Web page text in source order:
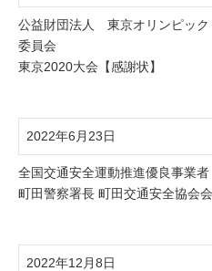
公益財団法人 東京オリンピック
委員会
東京2020大会【感謝状】
2022年6月23日
全国交通安全運動推進優良事業者
町田警察署長 町田交通安全協会会
2022年12月8日